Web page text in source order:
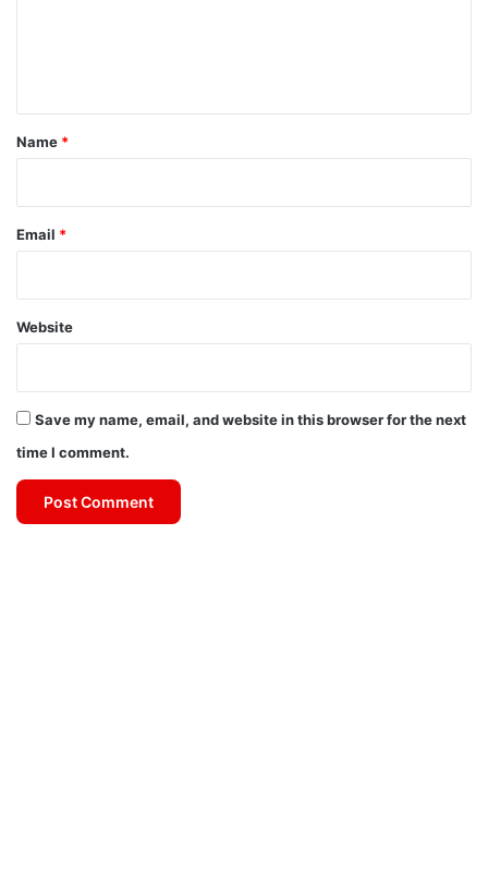
*
Name *
Email *
Website
Save my name, email, and website in this browser for the next
time I comment.